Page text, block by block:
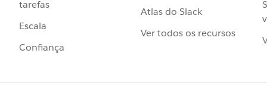
tarefas
Escala
Confiança
Atlas do Slack
Ver todos os recursos